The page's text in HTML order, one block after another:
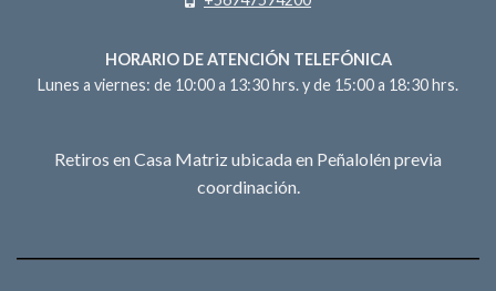
HORARIO DE ATENCIÓN TELEFÓNICA
Lunes a viernes: de 10:00 a 13:30 hrs. y de 15:00 a 18:30 hrs.
Retiros en Casa Matriz ubicada en Peñalolén previa
coordinación.